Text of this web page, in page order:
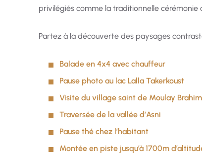
privilégiés comme la traditionnelle cérémonie
Partez à la découverte des paysages
Balade en 4x4 avec chauffeur
Pause photo au lac Lalla Takerkoust
Visite du village saint de Moulay Brahim
Traversée de la vallée d’Asni
Pause thé chez l’habitant
Montée en piste jusqu’à 1700m